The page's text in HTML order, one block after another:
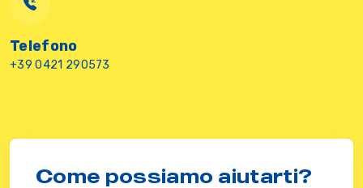
Telefono
+39 0421 290573
Come possiamo aiutarti?